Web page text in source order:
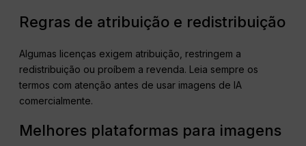
Regras de atribuição e redistribuição
Algumas licenças exigem atribuição, restringem a
redistribuição ou proíbem a revenda. Leia sempre os
termos com atenção antes de usar imagens de IA
comercialmente.
Melhores plataformas para imagens